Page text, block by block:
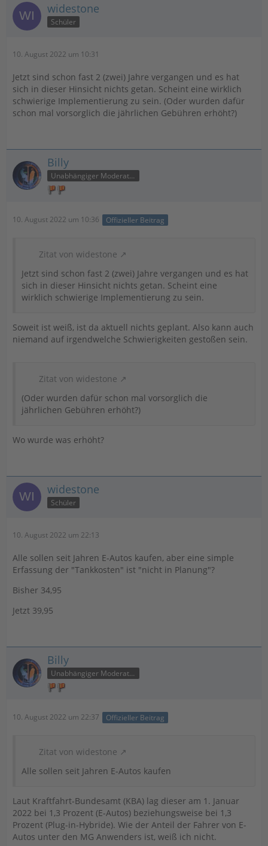
widestone
Schüler
10. August 2022 um 10:31
Jetzt sind schon fast 2 (zwei) Jahre vergangen und es hat
sich in dieser Hinsicht nichts getan. Scheint eine wirklich
schwierige Implementierung zu sein. (Oder wurden dafür
schon mal vorsorglich die jährlichen Gebühren erhöht?)
Billy
Unabhängiger Moderator
10. August 2022 um 10:36 Offizieller Beitrag
Zitat von widestone
Jetzt sind schon fast 2 (zwei) Jahre vergangen und es hat
sich in dieser Hinsicht nichts getan. Scheint eine
wirklich schwierige Implementierung zu sein.
Soweit ist weiß, ist da aktuell nichts geplant. Also kann auch
niemand auf irgendwelche Schwierigkeiten gestoßen sein.
Zitat von widestone
(Oder wurden dafür schon mal vorsorglich die
jährlichen Gebühren erhöht?)
Wo wurde was erhöht?
widestone
Schüler
10. August 2022 um 22:13
Alle sollen seit Jahren E-Autos kaufen, aber eine simple
Erfassung der "Tankkosten" ist "nicht in Planung"?
Bisher 34,95
Jetzt 39,95
Billy
Unabhängiger Moderator
10. August 2022 um 22:37 Offizieller Beitrag
Zitat von widestone
Alle sollen seit Jahren E-Autos kaufen
Laut Kraftfahrt-Bundesamt (KBA) lag dieser am 1. Januar
2022 bei 1,3 Prozent (E-Autos) beziehungsweise bei 1,3
Prozent (Plug-in-Hybride). Wie der Anteil der Fahrer von E-
Autos unter den MG Anwenders ist, weiß ich nicht.